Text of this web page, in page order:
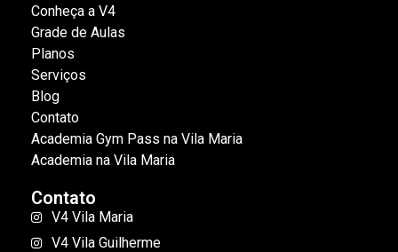
Conheça a V4
Grade de Aulas
Planos
Serviços
Blog
Contato
Academia Gym Pass na Vila Maria
Academia na Vila Maria
Contato
V4 Vila Maria
V4 Vila Guilherme